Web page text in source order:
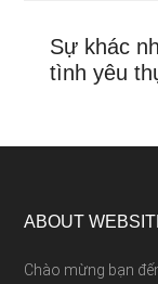
Sự khác
tình yêu
ABOUT
Chào mừng bạn